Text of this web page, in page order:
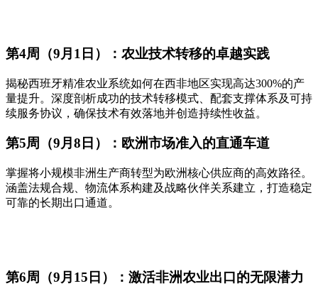
第4周（9月1日）：农业技术转移的卓越实践
揭秘西班牙精准农业系统如何在西非地区实现高达300%的产
量提升。深度剖析成功的技术转移模式、配套支撑体系及可持
续服务协议，确保技术有效落地并创造持续性收益。
第5周（9月8日）：欧洲市场准入的直通车道
掌握将小规模非洲生产商转型为欧洲核心供应商的高效路径。
涵盖法规合规、物流体系构建及战略伙伴关系建立，打造稳定
可靠的长期出口通道。
第6周（9月15日）：激活非洲农业出口的无限潜力